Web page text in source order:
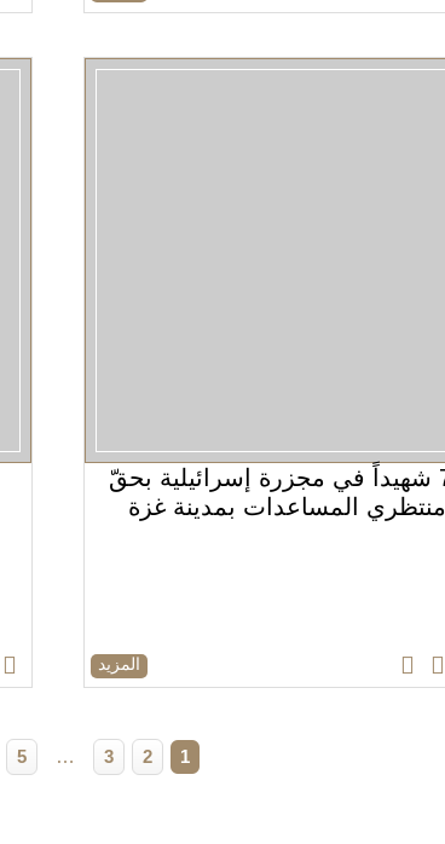
70 شهيداً في مجزرة إسرائيلية بحقّ
منتظري المساعدات بمدينة غزة
المزيد
1
2
3
…
5